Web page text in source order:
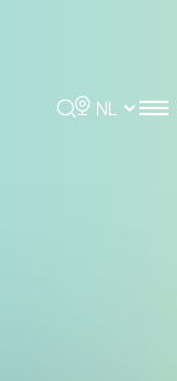
Rechercher
Choisir la